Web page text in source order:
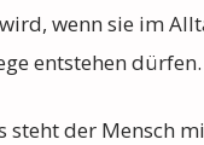
wenn sie im
entstehen dürfen.
steht der Mensch